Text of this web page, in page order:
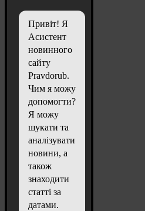
Привіт! Я
Асистент
новинного
сайту
Pravdorub.
Чим я можу
допомогти?
Я можу
шукати та
аналізувати
новини, а
також
знаходити
статті за
датами.